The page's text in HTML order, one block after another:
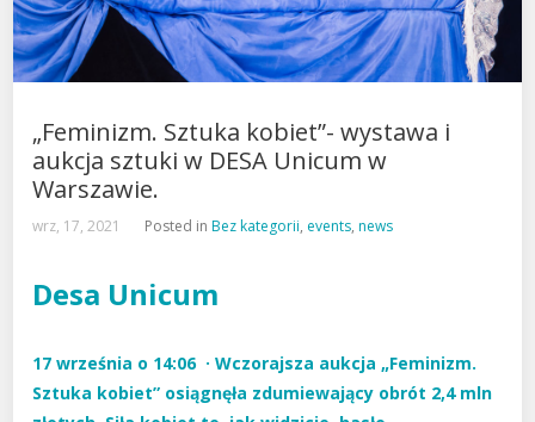
„Feminizm. Sztuka kobiet”- wystawa i
aukcja sztuki w DESA Unicum w
Warszawie.
wrz, 17, 2021 Posted inBez kategorii, events,news
Desa Unicum
17 września o 14:06 · Wczorajsza aukcja „Feminizm.
Sztuka kobiet” osiągnęła zdumiewający obrót 2,4 mln